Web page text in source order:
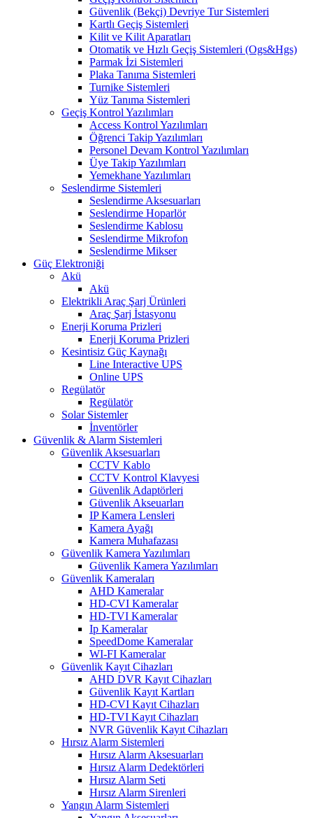
Güvenlik (Bekçi) Devriye Tur Sistemleri
Kartlı Geçiş Sistemleri
Kilit ve Kilit Aparatları
Otomatik ve Hızlı Geçiş Sistemleri (Ogs&Hgs)
Parmak İzi Sistemleri
Plaka Tanıma Sistemleri
Turnike Sistemleri
Yüz Tanıma Sistemleri
Geçiş Kontrol Yazılımları
Access Kontrol Yazılımları
Öğrenci Takip Yazılımları
Personel Devam Kontrol Yazılımları
Üye Takip Yazılımları
Yemekhane Yazılımları
Seslendirme Sistemleri
Seslendirme Aksesuarları
Seslendirme Hoparlör
Seslendirme Kablosu
Seslendirme Mikrofon
Seslendirme Mikser
Güç Elektroniği
Akü
Akü
Elektrikli Araç Şarj Ürünleri
Araç Şarj İstasyonu
Enerji Koruma Prizleri
Enerji Koruma Prizleri
Kesintisiz Güç Kaynağı
Line Interactive UPS
Online UPS
Regülatör
Regülatör
Solar Sistemler
İnventörler
Güvenlik & Alarm Sistemleri
Güvenlik Aksesuarları
CCTV Kablo
CCTV Kontrol Klavyesi
Güvenlik Adaptörleri
Güvenlik Akseuarları
IP Kamera Lensleri
Kamera Ayağı
Kamera Muhafazası
Güvenlik Kamera Yazılımları
Güvenlik Kamera Yazılımları
Güvenlik Kameraları
AHD Kameralar
HD-CVI Kameralar
HD-TVI Kameralar
Ip Kameralar
SpeedDome Kameralar
WI-FI Kameralar
Güvenlik Kayıt Cihazları
AHD DVR Kayıt Cihazları
Güvenlik Kayıt Kartları
HD-CVI Kayıt Cihazları
HD-TVI Kayıt Cihazları
NVR Güvenlik Kayıt Cihazları
Hırsız Alarm Sistemleri
Hırsız Alarm Aksesuarları
Hırsız Alarm Dedektörleri
Hırsız Alarm Seti
Hırsız Alarm Sirenleri
Yangın Alarm Sistemleri